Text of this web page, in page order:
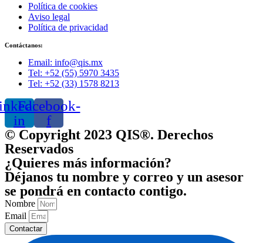
Política de cookies
Aviso legal
Política de privacidad
Contáctanos:
Email: info@qis.mx
Tel: +52 (55) 5970 3435
Tel: +52 (33) 1578 8213
in
Facebook-
f
© Copyright 2023 QIS®. Derechos
Reservados
¿Quieres más información?
Déjanos tu nombre y correo y un asesor
se pondrá en contacto contigo.
Nombre
Email
Contactar